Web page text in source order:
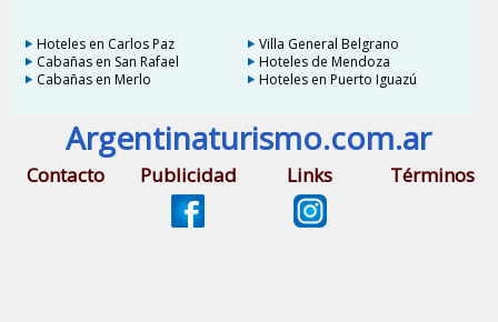
Hoteles en Carlos Paz
Villa General Belgrano
Cabañas en San Rafael
Hoteles de Mendoza
Cabañas en Merlo
Hoteles en Puerto Iguazú
Argentinaturismo.com.ar
Contacto Publicidad Links Términos